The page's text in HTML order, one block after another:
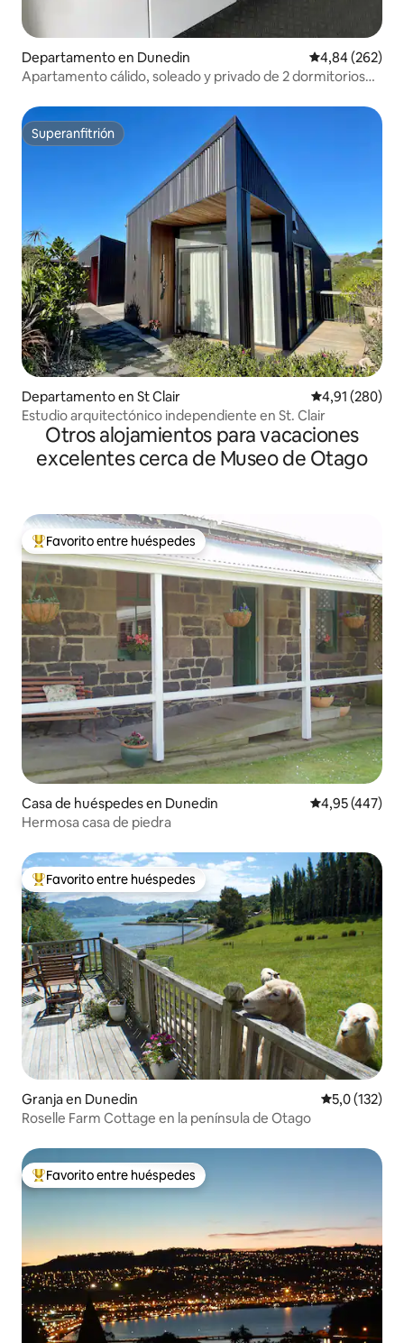
Departamento en Dunedin Calificación
4,84 (262)
Apartamento cálido, soleado y privado de 2 dormitorios
Superanfitrión
Superanfitrión
Departamento en St Clair Calificación
4,91 (280)
Estudio arquitectónico independiente en St. Clair
Otros alojamientos para vacaciones
excelentes cerca de Museo de Otago
Favorito entre los huéspedes más destacados
Favorito entre huéspedes
Casa de huéspedes en Dunedin Calificación
4,95 (447)
Hermosa casa de piedra
Favorito entre los huéspedes más destacados
Favorito entre huéspedes
Granja en Dunedin Calificación
5,0 (132)
Roselle Farm Cottage en la península de Otago
Favorito entre los huéspedes más destacados
Favorito entre huéspedes